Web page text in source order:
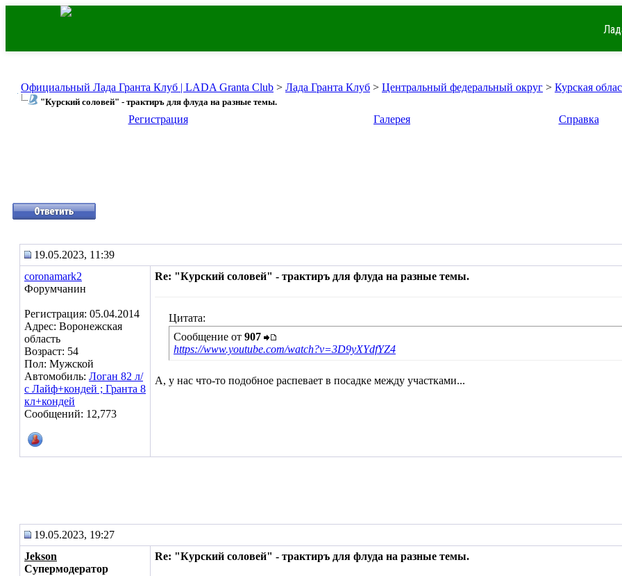
Официальный Лада Гранта Клуб | LADA Granta Club > Лада Гранта Клуб > Центральный федеральный округ > Курская
"Курский соловей" - трактиръ для флуда на разные темы.
Регистрация
Галерея Справка
19.05.2023, 11:39
coronamark2
Форумчанин
Регистрация: 05.04.2014
Адрес: Воронежская
область
Возраст: 54
Пол: Мужской
Автомобиль: Логан 82 л/
с Лайф+кондей ; Гранта 8
кл+кондей
Сообщений: 12,773
Re: "Курский соловей" - трактиръ для флуда на разные темы.
Цитата:
Сообщение от 907
https://www.youtube.com/watch?v=3D9yXYdfYZ4
А, у нас что-то подобное распевает в посадке между участками...
19.05.2023, 19:27
Jekson
Супермодератор
Re: "Курский соловей" - трактиръ для флуда на разные темы.